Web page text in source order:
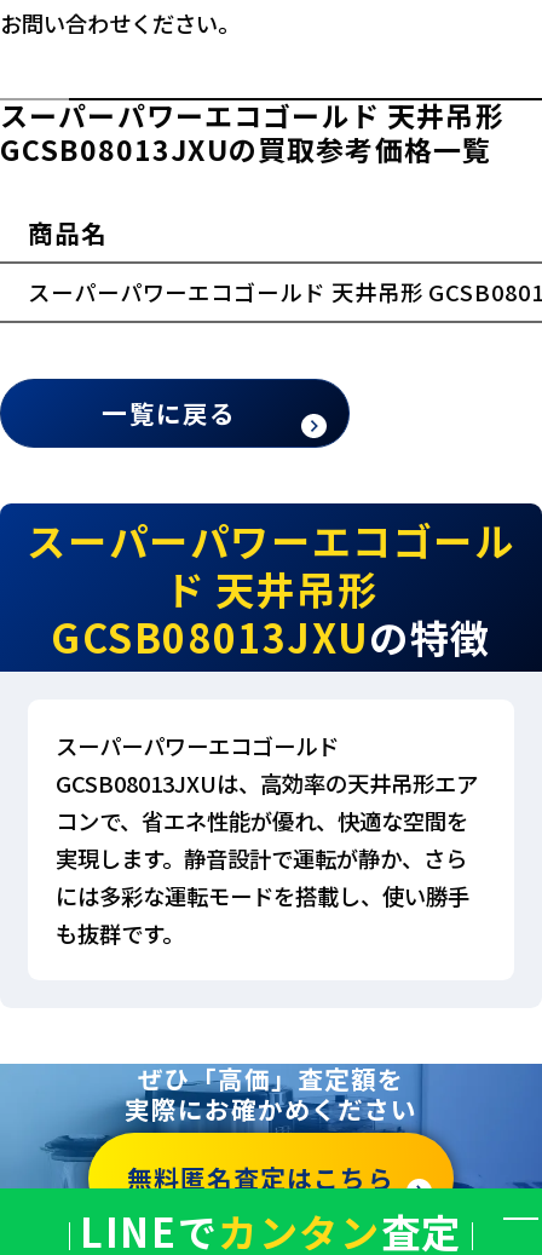
お問い合わせください。
スーパーパワーエコゴールド 天井吊形
GCSB08013JXUの買取参考価格一覧
商品名
スーパーパワーエコゴールド 天井吊形
一覧に戻る
スーパーパワーエコゴール
ド 天井吊形
GCSB08013JXUの特徴
スーパーパワーエコゴールド
GCSB08013JXUは、高効率の天井吊形エア
コンで、省エネ性能が優れ、快適な空間を
実現します。静音設計で運転が静か、さら
には多彩な運転モードを搭載し、使い勝手
も抜群です。
ぜひ「高価」査定額を
実際にお確かめください
無料匿名査定はこちら
LINEでカンタン査定